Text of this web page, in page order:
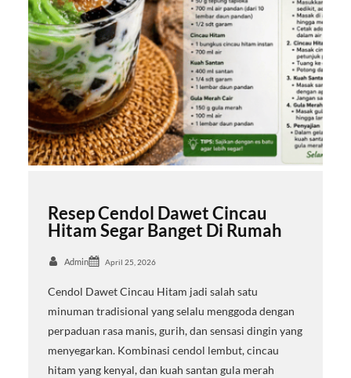
Resep Cendol Dawet Cincau
Hitam Segar Banget Di Rumah
Admin April 25, 2026
Cendol Dawet Cincau Hitam jadi salah satu
minuman tradisional yang selalu menggoda dengan
perpaduan rasa manis, gurih, dan sensasi dingin yang
menyegarkan. Kombinasi cendol lembut, cincau
hitam yang kenyal, dan kuah santan gula merah